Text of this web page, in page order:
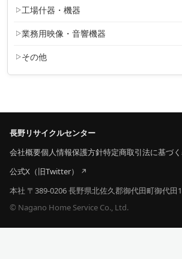
工場什器・機器
業務用映像・音響機器
その他
長野リサイクルセンター
会社概要個人情報保護方針特定商取引法に基づ
公式X（旧Twitter）
本社 〒389-0206 長野県北佐久郡御代田町御代田
© Nagano Home Service Co., Ltd.